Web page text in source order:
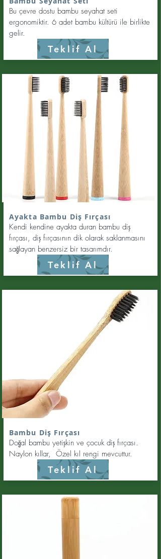
Bu çevre dostu bambu seyahat seti
ergonomiktir. 6 adet bambu kültürü ile birlikte
gelir.
Teklif Al
Ayakta Bambu Diş Fırçası
Kendi kendine ayakta duran bambu diş
fırçası, diş fırçasının dik olarak saklanmasını
sağlayan benzersiz bir tasarımdır.
Teklif Al
Bambu Diş Fırçası
Doğal bambu yetişkin ve çocuk diş fırçası.
Naylon kıllar, Özel kıl rengi mevcuttur.
Teklif Al